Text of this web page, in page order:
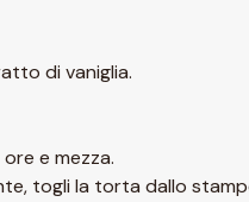
di vaniglia.
e mezza.
togli la torta dallo